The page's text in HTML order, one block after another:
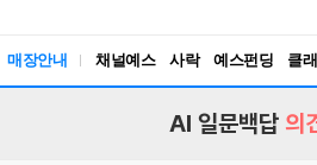
매장안내 채널예스 사락 예스펀딩 클
AI 일문백답 의